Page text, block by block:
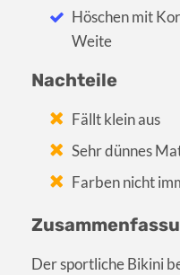
Höschen mit
Weite
Nachteile
Fällt klein aus
Sehr dünnes
Farben nicht
Der sportliche Bikini